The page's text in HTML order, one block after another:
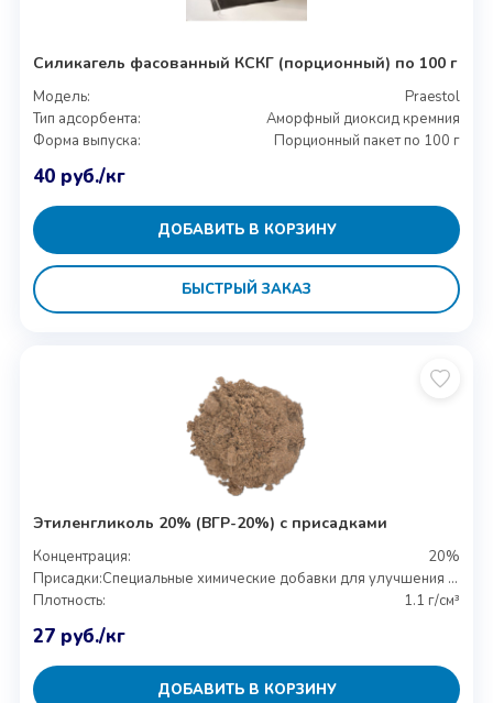
Силикагель фасованный КСКГ (порционный) по 100 г
Модель:
Praestol
Тип адсорбента:
Аморфный диоксид кремния
Форма выпуска:
Порционный пакет по 100 г
40 руб./кг
ДОБАВИТЬ В КОРЗИНУ
БЫСТРЫЙ ЗАКАЗ
Этиленгликоль 20% (ВГР-20%) с присадками
Концентрация:
20%
Присадки:
Специальные химические добавки для улучшения свойств
Плотность:
1.1 г/см³
27 руб./кг
ДОБАВИТЬ В КОРЗИНУ